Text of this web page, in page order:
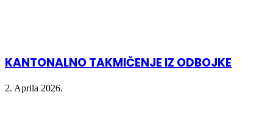
KANTONALNO TAKMIČENJE IZ ODBOJKE
2. Aprila 2026.